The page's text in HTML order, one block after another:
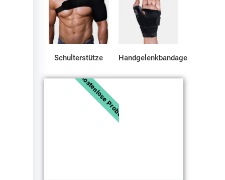
Schulterstütze Handgelenkbandage
Kostenlose Probe